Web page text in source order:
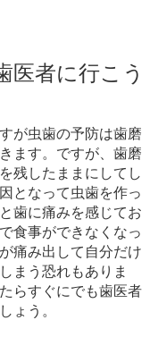
医者に行こう
が虫歯の予防は歯磨
ます。 ですが、歯磨
残したままにしてし
となって虫歯を作っ
歯に痛みを感じてお
食事ができなくなっ
痛み出して自分だけ
まう恐れもありま
らすぐにでも歯医者
ょう。